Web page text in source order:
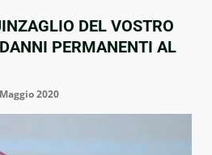
DEL VOSTRO
PERMANENTI AL
2020